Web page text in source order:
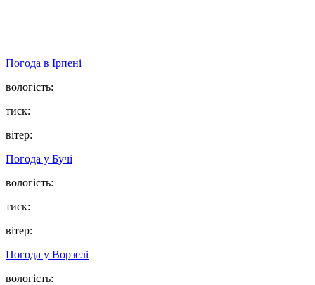
Погода в Ірпені
вологість:
тиск:
вітер:
Погода у Бучі
вологість:
тиск:
вітер:
Погода у Ворзелі
вологість: